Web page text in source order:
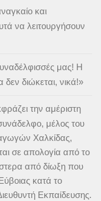
και
να λειτουργήσουν
μας! Η
διώκεται, νικά!»
την αμέριστη
μέλος του
Χαλκίδας,
σε απολογία από το
από δίωξη που
κατά το
Εκπαίδευσης.